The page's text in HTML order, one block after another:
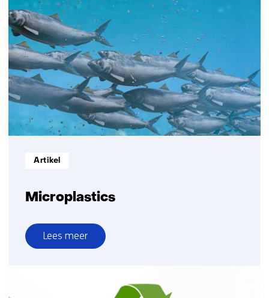
kunststof
afval
naar
circulaire
kunststoffen
Microplastics
Informatietype:
Artikel
Lees meer
over